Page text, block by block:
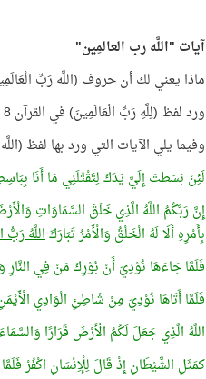
آيات "اللَّه رب العالمِين"
ماذا يعني لك أن حروف (اللَّه رَبِّ الْعَالَمِينَ)
ورد لفظ (لِلَّهِ رَبِّ الْعَالَمِينَ) في القرآن 8 مرّات، وورد لفظ (اللَّه رَبِّ الْعَالَمِينَ) في القرآن 7 مرّات.
وفيما يلي الآيات التي ورد بها لفظ
لَئِنْ بَسَطتَ إِلَيَّ يَدَكَ لِتَقْتُلَنِي مَا أَنَا
إِنَّ رَبَّكُمُ اللَّهُ الَّذِي خَلَقَ السَّمَاوَاتِ
بِأَمْرِهِ أَلَا لَهُ الْخَلْقُ وَالْأَمْرُ تَبَارَكَاللَّهُ رَبُّ
فَلَمَّا جَاءَهَا نُوْدِيَ أَنْ بُوْرِكَ مَنْ فِي
فَلَمَّا أَتَاهَا نُوْدِيَ مِنْ شَاطِئِ الْوَادِي
اللَّهُ الَّذِي جَعَلَ لَكُمُ الْأَرْضَ قَرَارًا
كمَثَلِ الشَّيْطَانِ إِذْ قَالَ لِلْإِنْسَانِ اكْفُرْ